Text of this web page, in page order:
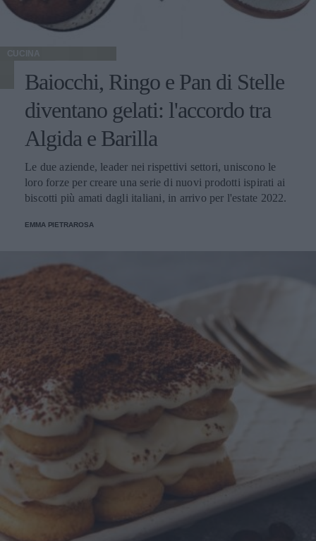
CUCINA
Baiocchi, Ringo e Pan di Stelle
diventano gelati: l'accordo tra
Algida e Barilla
Le due aziende, leader nei rispettivi settori, uniscono le
loro forze per creare una serie di nuovi prodotti ispirati ai
biscotti più amati dagli italiani, in arrivo per l'estate 2022.
EMMA PIETRAROSA